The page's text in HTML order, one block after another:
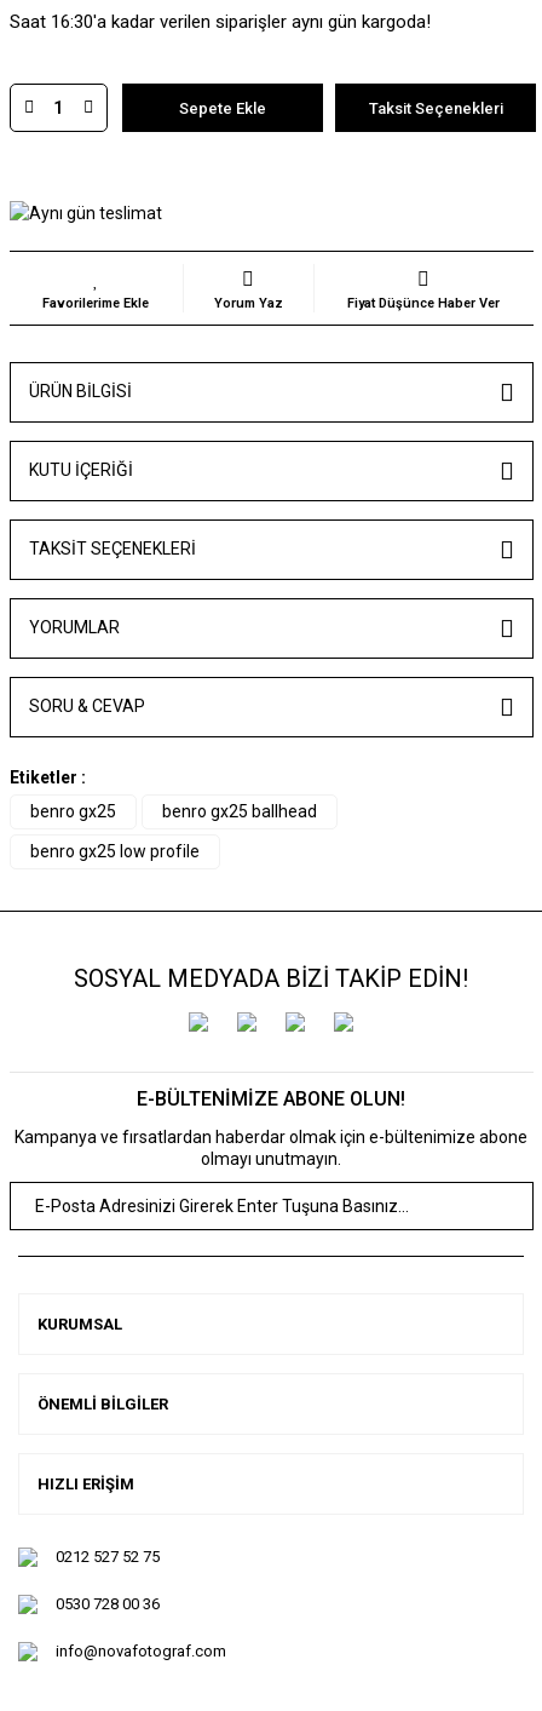
Saat 16:30'a kadar verilen siparişler aynı gün kargoda!
Sepete Ekle Taksit Seçenekleri
Yorum Yaz Fiyat Düşünce Haber Ver
ÜRÜN BILGISI
KUTU İÇERİĞİ
TAKSIT SEÇENEKLERI
YORUMLAR
SORU & CEVAP
Etiketler :
benro gx25
benro gx25 ballhead
benro gx25 low profile
SOSYAL MEDYADA BİZİ TAKİP EDİN!
E-BÜLTENİMİZE ABONE OLUN!
Kampanya ve fırsatlardan haberdar olmak için e-bültenimize abone
olmayı unutmayın.
KURUMSAL
ÖNEMLİ BİLGİLER
HIZLI ERİŞİM
0212 527 52 75
0530 728 00 36
info@novafotograf.com